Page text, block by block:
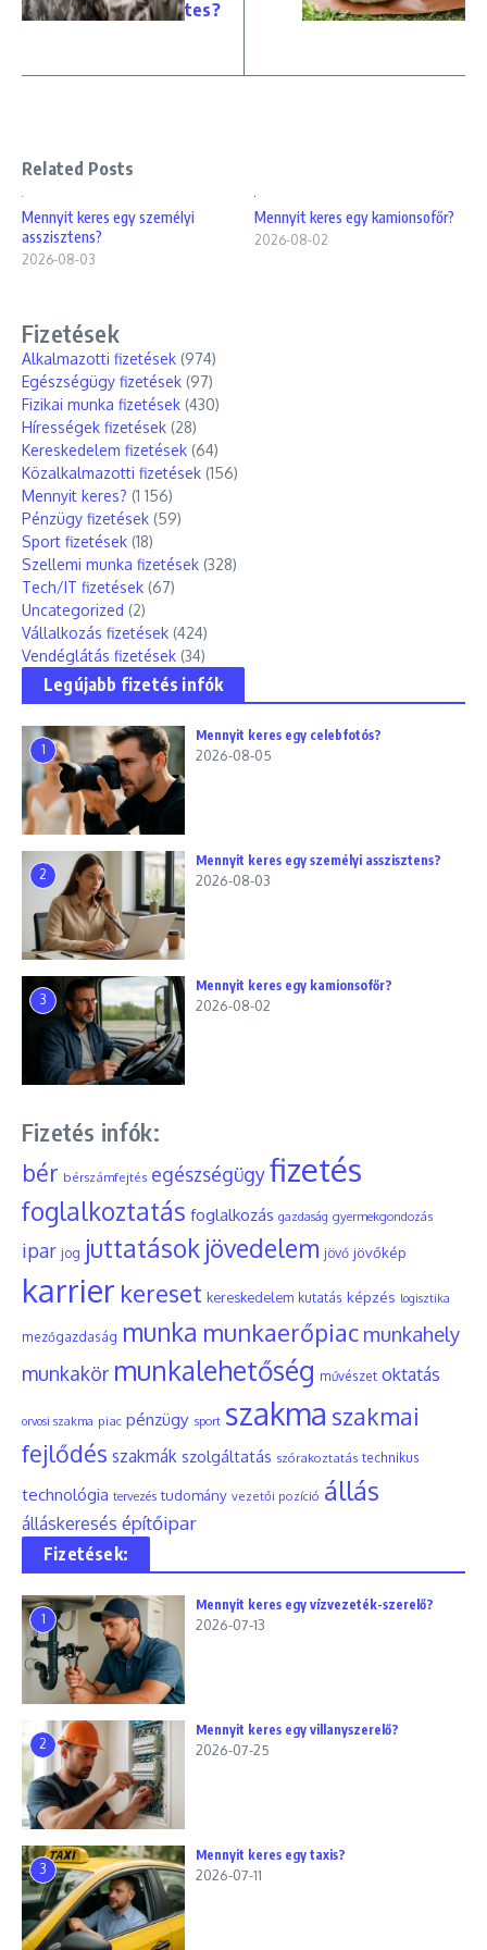
tes?
Related Posts
Mennyit keres egy személyi
asszisztens?
2026-08-03
Mennyit keres egy kamionsofőr?
2026-08-02
Fizetések
Alkalmazotti fizetések (974)
Egészségügy fizetések (97)
Fizikai munka fizetések (430)
Hírességek fizetések (28)
Kereskedelem fizetések (64)
Közalkalmazotti fizetések (156)
Mennyit keres? (1 156)
Pénzügy fizetések (59)
Sport fizetések (18)
Szellemi munka fizetések (328)
Tech/IT fizetések (67)
Uncategorized (2)
Vállalkozás fizetések (424)
Vendéglátás fizetések (34)
Legújabb fizetés infók
1
Mennyit keres egy celebfotós?
2026-08-05
2
Mennyit keres egy személyi asszisztens?
2026-08-03
3
Mennyit keres egy kamionsofőr?
2026-08-02
Fizetés infók:
bér bérszámfejtés egészségügyfizetés
foglalkoztatás foglalkozás gazdaság gyermekgondozás
ipar jog juttatások jövedelem jövő jövőkép
karrier kereset kereskedelem kutatás képzés logisztika
mezőgazdaság munka munkaerőpiac munkahely
munkakör munkalehetőség művészet oktatás
orvosi szakma piac pénzügy sport szakma szakmai
fejlődés szakmák szolgáltatás szórakoztatás technikus
technológia tervezés tudomány vezetői pozíció állás
álláskeresés építőipar
Fizetések:
1
Mennyit keres egy vízvezeték-szerelő?
2026-07-13
2
Mennyit keres egy villanyszerelő?
2026-07-25
3
Mennyit keres egy taxis?
2026-07-11